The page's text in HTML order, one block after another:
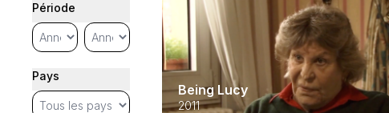
Période
Pays
Being Lucy
2011